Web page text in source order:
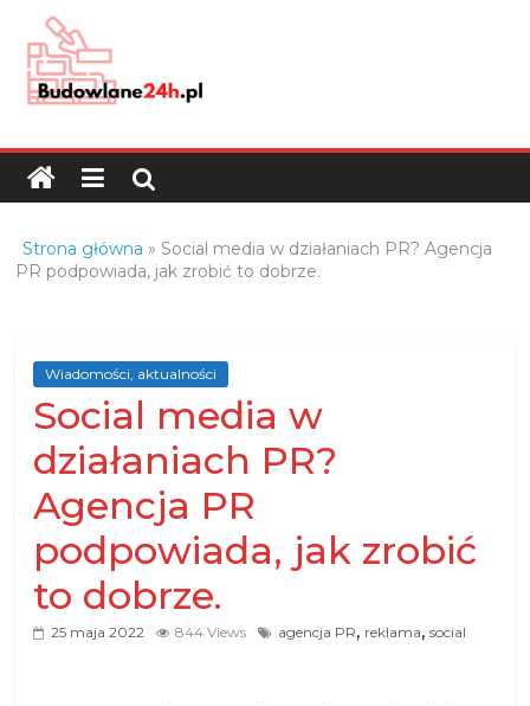
content
Budowlane24h.pl
portal
budowlany
oraz
budowlanej
Strona główna » Social media w działaniach PR? Agencja
PR podpowiada, jak zrobić to dobrze.
Wiadomości, aktualności
Social media w
działaniach PR?
Agencja PR
podpowiada, jak zrobić
to dobrze.
25 maja 2022 844 Views agencja PR, reklama,social